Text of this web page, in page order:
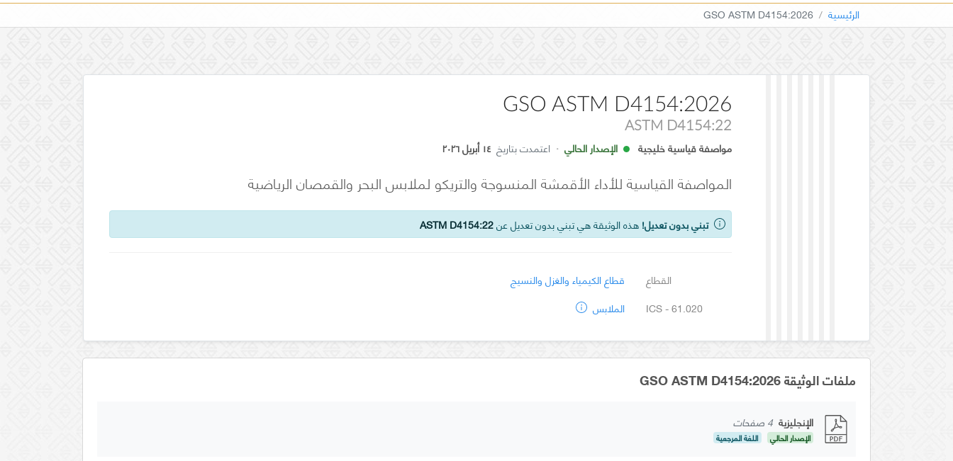
الرئيسية GSO ASTM D4154:2026
GSO ASTM D4154:2026
ASTM D4154:22
مواصفة قياسية خليجية الإصدار الحالي · اعتمدت بتاريخ ١٤ أبريل ٢٠٢٦
المواصفة القياسية للأداء الأقمشة المنسوجة والتريكو لملابس البحر والقمصان الرياضية
تبني بدون تعديل! هذه الوثيقة هي تبني بدون تعديل عنASTM D4154:22
القطاع
قطاع الكيمياء والغزل والنسيج
ICS - 61.020
الملابس
ملفات الوثيقة GSO ASTM D4154:2026
الإنجليزية 4 صفحات
الإصدار الحالي اللغة المرجعية